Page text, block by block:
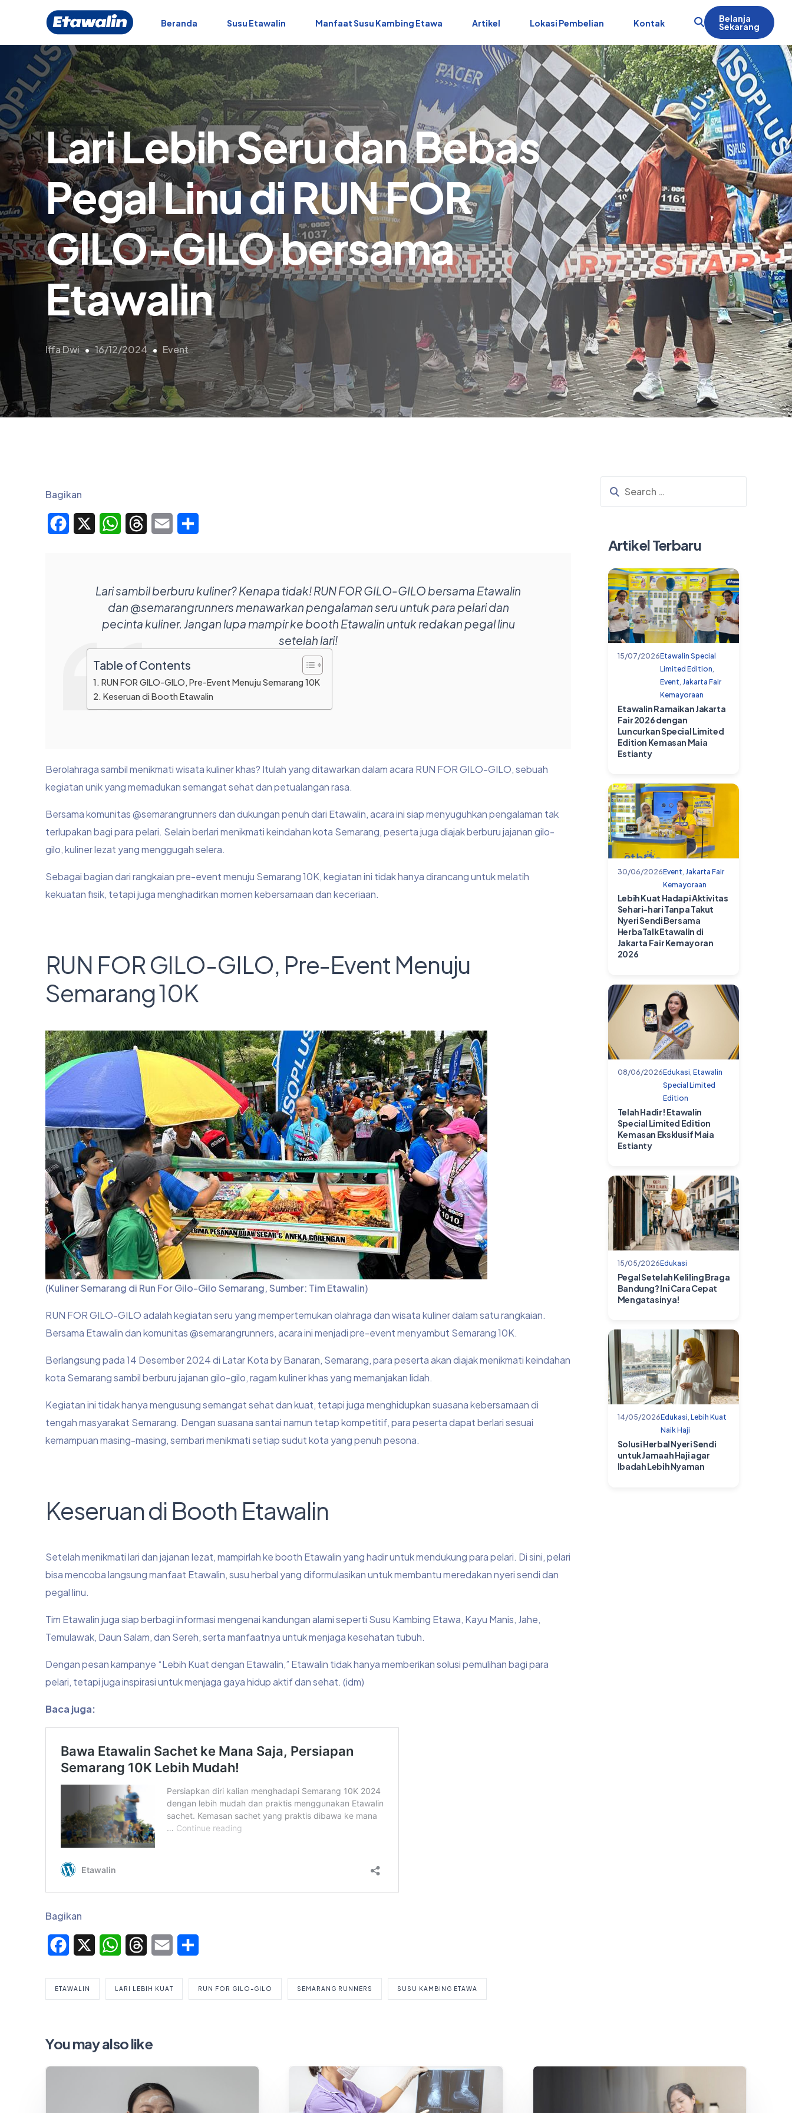
Beranda Susu Etawalin Manfaat Susu Kambing Etawa Artikel Lokasi Pembelian Kontak Belanja
Sekarang
Lari Lebih Seru dan Bebas
Pegal Linu di RUN FOR
GILO-GILO bersama
Etawalin
Iffa Dwi 16/12/2024 Event
Bagikan
Facebook WhatsAppThreadsEmail
Lari sambil berburu kuliner? Kenapa tidak! RUN FOR GILO-GILO bersama Etawalin
dan @semarangrunners menawarkan pengalaman seru untuk para pelari dan
pecinta kuliner. Jangan lupa mampir ke booth Etawalin untuk redakan pegal linu
setelah lari!
Table of Contents
RUN FOR GILO-GILO, Pre-Event Menuju Semarang 10K
Keseruan di Booth Etawalin
Berolahraga sambil menikmati wisata kuliner khas? Itulah yang ditawarkan dalam acara RUN FOR GILO-GILO, sebuah
kegiatan unik yang memadukan semangat sehat dan petualangan rasa.
Bersama komunitas @semarangrunners dan dukungan penuh dari Etawalin, acara ini siap menyuguhkan pengalaman tak
terlupakan bagi para pelari. Selain berlari menikmati keindahan kota Semarang, peserta juga diajak berburu jajanan gilo-
gilo, kuliner lezat yang menggugah selera.
Sebagai bagian dari rangkaian pre-event menuju Semarang 10K, kegiatan ini tidak hanya dirancang untuk melatih
kekuatan fisik, tetapi juga menghadirkan momen kebersamaan dan keceriaan.
RUN FOR GILO-GILO, Pre-Event Menuju
Semarang 10K
(Kuliner Semarang di Run For Gilo-Gilo Semarang, Sumber: Tim Etawalin)
RUN FOR GILO-GILO adalah kegiatan seru yang mempertemukan olahraga dan wisata kuliner dalam satu rangkaian.
Bersama Etawalin dan komunitas @semarangrunners, acara ini menjadi pre-event menyambut Semarang 10K.
Berlangsung pada 14 Desember 2024 di Latar Kota by Banaran, Semarang, para peserta akan diajak menikmati keindahan
kota Semarang sambil berburu jajanan gilo-gilo, ragam kuliner khas yang memanjakan lidah.
Kegiatan ini tidak hanya mengusung semangat sehat dan kuat, tetapi juga menghidupkan suasana kebersamaan di
tengah masyarakat Semarang. Dengan suasana santai namun tetap kompetitif, para peserta dapat berlari sesuai
kemampuan masing-masing, sembari menikmati setiap sudut kota yang penuh pesona.
Keseruan di Booth Etawalin
Setelah menikmati lari dan jajanan lezat, mampirlah ke booth Etawalin yang hadir untuk mendukung para pelari. Di sini, pelari
bisa mencoba langsung manfaat Etawalin, susu herbal yang diformulasikan untuk membantu meredakan nyeri sendi dan
pegal linu.
Tim Etawalin juga siap berbagi informasi mengenai kandungan alami seperti Susu Kambing Etawa, Kayu Manis, Jahe,
Temulawak, Daun Salam, dan Sereh, serta manfaatnya untuk menjaga kesehatan tubuh.
Dengan pesan kampanye “Lebih Kuat dengan Etawalin,” Etawalin tidak hanya memberikan solusi pemulihan bagi para
pelari, tetapi juga inspirasi untuk menjaga gaya hidup aktif dan sehat. (idm)
Baca juga:
Bagikan
Facebook WhatsAppThreadsEmail
ETAWALIN LARI LEBIH KUAT RUN FOR GILO-GILO SEMARANG RUNNERS SUSU KAMBING ETAWA
Artikel Terbaru
15/07/2026Etawalin Special
Limited Edition,
Event, Jakarta Fair
Kemayoraan
Etawalin Ramaikan Jakarta
Fair 2026 dengan
Luncurkan Special Limited
Edition Kemasan Maia
Estianty
30/06/2026Event Jakarta Fair
Kemayoraan
Lebih Kuat Hadapi Aktivitas
Sehari-hari Tanpa Takut
Nyeri Sendi Bersama
HerbaTalk Etawalin di
Jakarta Fair Kemayoran
2026
08/06/2026Edukasi Etawalin
Special Limited
Edition
Telah Hadir! Etawalin
Special Limited Edition
Kemasan Eksklusif Maia
Estianty
15/05/2026Edukasi
Pegal Setelah Keliling Braga
Bandung? Ini Cara Cepat
Mengatasinya!
14/05/2026Edukasi, Lebih Kuat
Naik Haji
Solusi Herbal Nyeri Sendi
untuk Jamaah Haji agar
Ibadah Lebih Nyaman
You may also like